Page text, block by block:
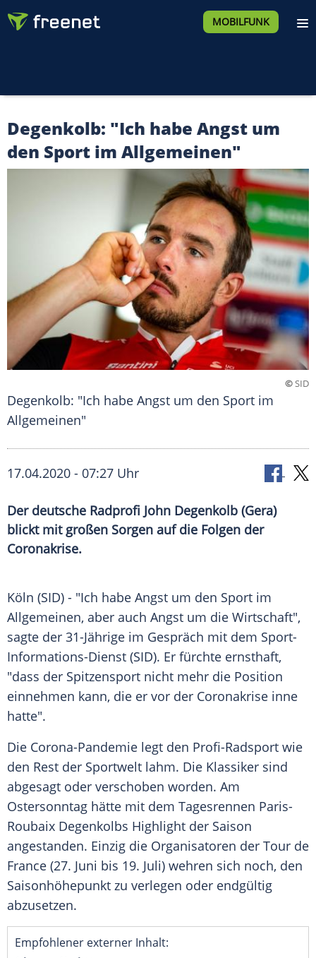
MOBILFUNK
Degenkolb: "Ich habe Angst um
den Sport im Allgemeinen"
©SID
Degenkolb: "Ich habe Angst um den Sport im
Allgemeinen"
17.04.2020 - 07:27 Uhr
Der deutsche Radprofi John Degenkolb (Gera)
blickt mit großen Sorgen auf die Folgen der
Coronakrise.
Köln (SID) - "Ich habe Angst um den Sport im
Allgemeinen, aber auch Angst um die Wirtschaft",
sagte der 31-Jährige im Gespräch mit dem Sport-
Informations-Dienst (SID). Er fürchte ernsthaft,
"dass der Spitzensport nicht mehr die Position
einnehmen kann, die er vor der Coronakrise inne
hatte".
Die Corona-Pandemie legt den Profi-Radsport wie
den Rest der Sportwelt lahm. Die Klassiker sind
abgesagt oder verschoben worden. Am
Ostersonntag hätte mit dem Tagesrennen Paris-
Roubaix Degenkolbs Highlight der Saison
angestanden. Einzig die Organisatoren der Tour de
France (27. Juni bis 19. Juli) wehren sich noch, den
Saisonhöhepunkt zu verlegen oder endgültig
abzusetzen.
Empfohlener externer Inhalt: